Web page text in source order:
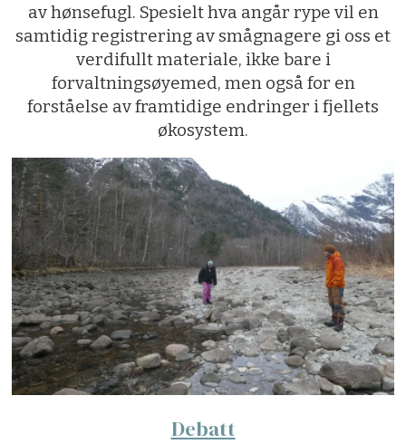
av hønsefugl. Spesielt hva angår rype vil en
samtidig registrering av smågnagere gi oss et
verdifullt materiale, ikke bare i
forvaltningsøyemed, men også for en
forståelse av framtidige endringer i fjellets
økosystem.
Debatt